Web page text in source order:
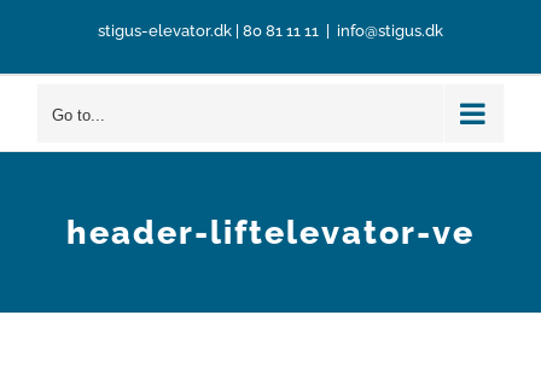
content
stigus-elevator.dk 80 81 11 11 info@stigus.dk
Go to...
header-liftelevator-ve